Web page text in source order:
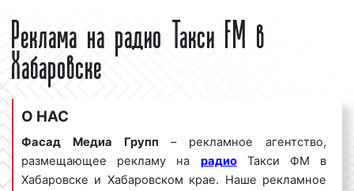
Реклама на радио Такси FM в
Хабаровске
О НАС
Фасад Медиа Групп – рекламное агентство,
размещающее рекламу на радио
Такси ФМ в
Хабаровске и Хабаровском крае. Наше рекламное